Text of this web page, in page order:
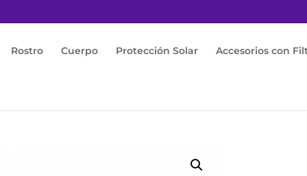
Rostro Cuerpo Protección Solar Accesorios con